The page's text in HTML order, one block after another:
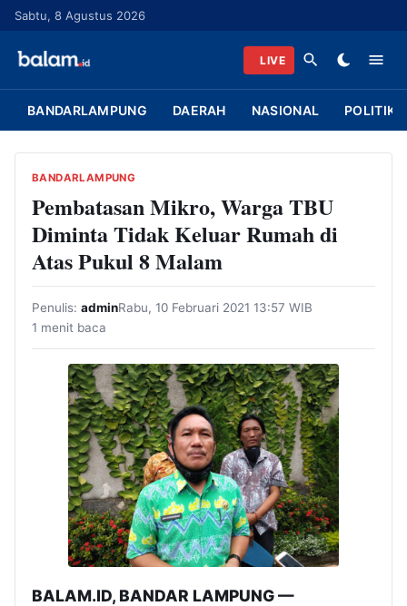
u
Sabtu, 8 Agustus 2026
LIVE
BANDARLAMPUNG DAERAH NASIONAL POLITIK
BANDARLAMPUNG
Pembatasan Mikro, Warga TBU
Diminta Tidak Keluar Rumah di
Atas Pukul 8 Malam
Penulis: adminRabu, 10 Februari 2021 13:57 WIB
1 menit baca
BALAM.ID, BANDAR LAMPUNG —